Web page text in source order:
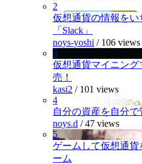
2
仮想通貨の情報をい
「Slack」
noys-yoshi / 106 views
3
仮想通貨マイニン
売！
kasi2 / 101 views
4
自分の資産を自分で
noys.d /47 views
5
ゲームして仮想通
ーム